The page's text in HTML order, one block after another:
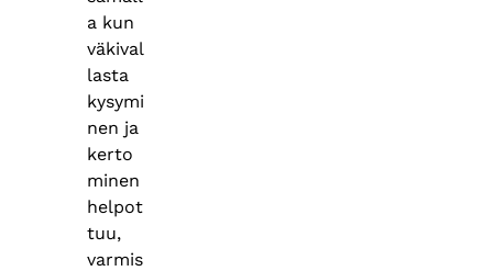
a kun
väkival
lasta
kysymi
nen ja
kerto
minen
helpot
tuu,
varmis